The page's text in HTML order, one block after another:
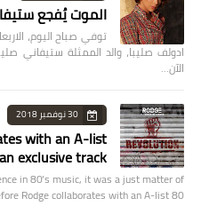
الموت يُفجع
ادولف صليبا، والد الممثلة ستيفاني
الآن…
30 نوفمبر 2018
with an A-list
exclusive track!
in 80’s music, it was a just matter of
Rodge collaborates with an A-list 80’…